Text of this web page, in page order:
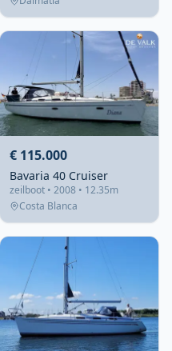
€ 115.000
Bavaria 40 Cruiser
zeilboot • 2008 • 12.35m
Costa Blanca